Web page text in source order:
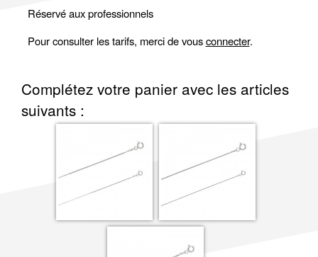
Réservé aux professionnels
Pour consulter les tarifs, merci de vousconnecter.
Complétez votre panier avec les articles
suivants :